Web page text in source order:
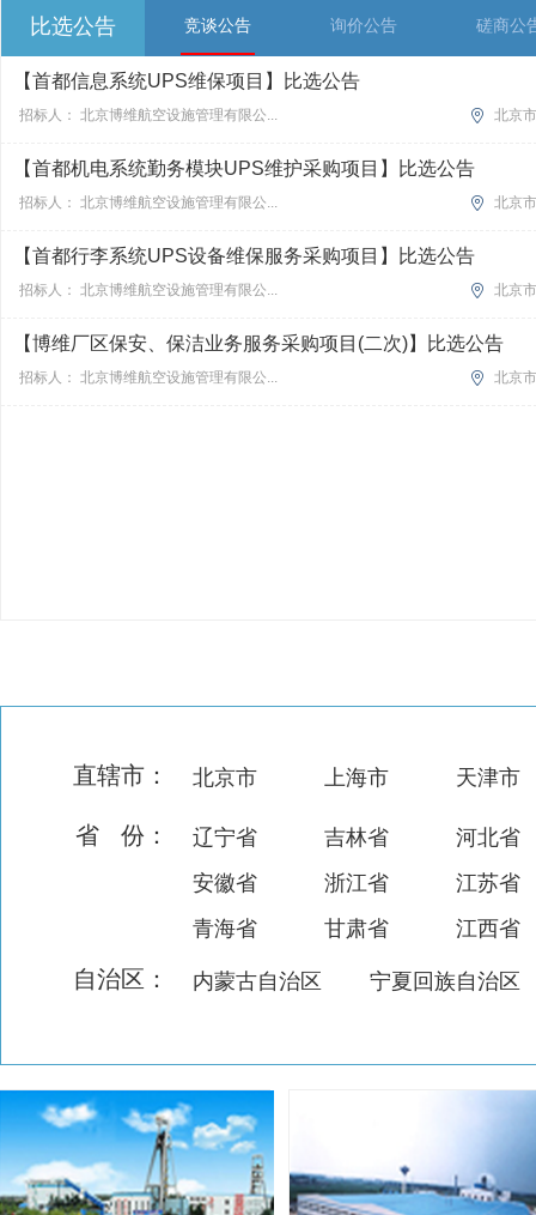
比选公告 竞谈公告 询价公告 磋商公
【首都信息系统UPS维保项目】比选公告
招标人： 北京博维航空设施管理有限公... 北京市
【首都机电系统勤务模块UPS维护采购项目】比选公告
招标人： 北京博维航空设施管理有限公... 北京市
【首都行李系统UPS设备维保服务采购项目】比选公告
招标人： 北京博维航空设施管理有限公... 北京市
【博维厂区保安、保洁业务服务采购项目(二次)】比选公告
招标人： 北京博维航空设施管理有限公... 北京市
直辖市： 北京市 上海市 天津市
省 份： 辽宁省 吉林省
河北省
安徽省
浙江省
江苏省
青海省
甘肃省 江西省
自治区： 内蒙古自治区 宁夏回族自治区